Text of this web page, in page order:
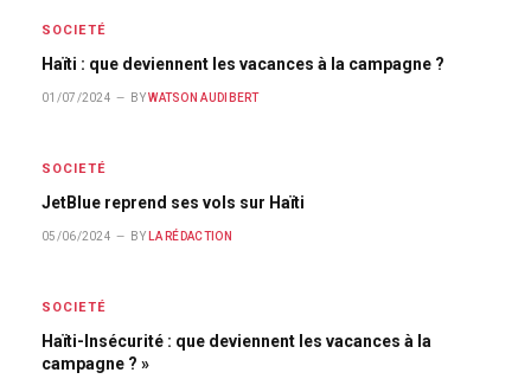
SOCIETÉ
Haïti : que deviennent les vacances à la campagne ?
01/07/2024 BY WATSON AUDIBERT
SOCIETÉ
JetBlue reprend ses vols sur Haïti
05/06/2024 BY LA RÉDACTION
SOCIETÉ
Haïti-Insécurité : que deviennent les vacances à la
campagne ? »